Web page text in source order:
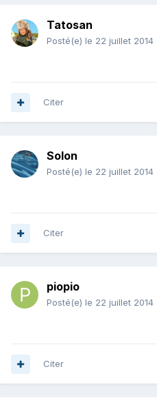
Tatosan
Posté(e) le 22 juillet 2014
Citer
Solon
Posté(e) le 22 juillet 2014
Citer
piopio
Posté(e) le 22 juillet 2014
Citer